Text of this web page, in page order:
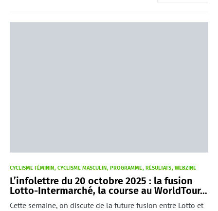
CYCLISME FÉMININ CYCLISME MASCULIN PROGRAMME RÉSULTATS WEBZINE
L’infolettre du 20 octobre 2025 : la fusion
Lotto-Intermarché, la course au WorldTour…
Cette semaine, on discute de la future fusion entre Lotto et